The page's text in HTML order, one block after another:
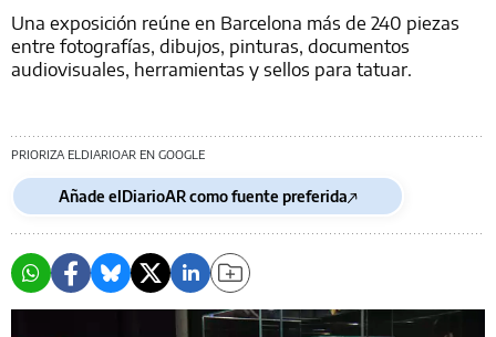
Una exposición reúne en Barcelona más de 240 piezas
entre fotografías, dibujos, pinturas, documentos
audiovisuales, herramientas y sellos para tatuar.
PRIORIZA ELDIARIOAR EN GOOGLE
Añade elDiarioAR como fuente preferida